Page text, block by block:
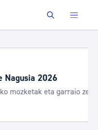
Buscar
eta garraio zerbitzu